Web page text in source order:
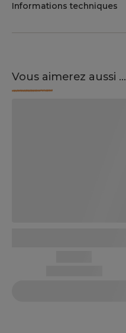
Informations techniques
Vous aimerez aussi ...